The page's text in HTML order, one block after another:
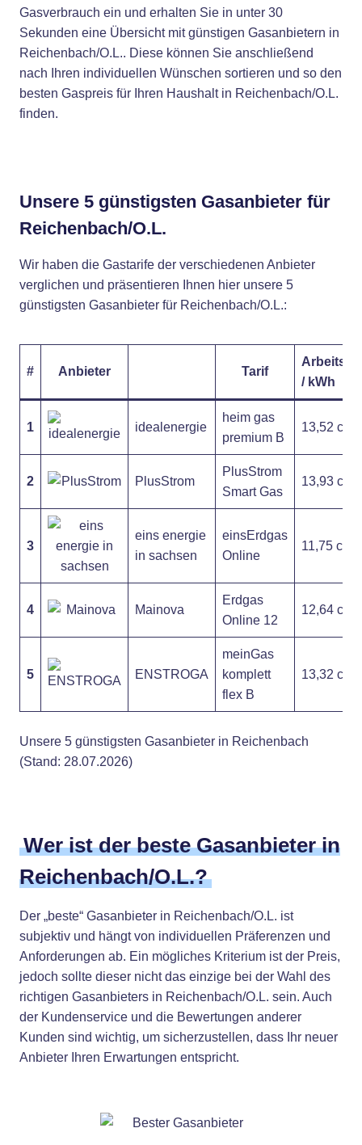
Gasverbrauch ein und erhalten Sie in unter 30
Sekunden eine Übersicht mit günstigen Gasanbietern in
Reichenbach/O.L.. Diese können Sie anschließend
nach Ihren individuellen Wünschen sortieren und so den
besten Gaspreis für Ihren Haushalt in Reichenbach/O.L.
finden.
Unsere 5 günstigsten Gasanbieter für
Reichenbach/O.L.
Wir haben die Gastarife der verschiedenen Anbieter
verglichen und präsentieren Ihnen hier unsere 5
günstigsten Gasanbieter für Reichenbach/O.L.:
# Anbieter Tarif
/ kWh
1 idealenergie
heim gas
premium B
13,52 ct
2 PlusStrom
PlusStrom
Smart Gas
13,93 ct
3
eins energie
in sachsen
einsErdgas
Online
11,75 ct
4 Mainova
Erdgas
Online 12
12,64 ct
5 ENSTROGA
meinGas
komplett
flex B
13,32 ct
Unsere 5 günstigsten Gasanbieter in Reichenbach
(Stand: 28.07.2026)
Wer ist der beste Gasanbieter in
Reichenbach/O.L.?
Der „beste“ Gasanbieter in Reichenbach/O.L. ist
subjektiv und hängt von individuellen Präferenzen und
Anforderungen ab. Ein mögliches Kriterium ist der Preis,
jedoch sollte dieser nicht das einzige bei der Wahl des
richtigen Gasanbieters in Reichenbach/O.L. sein. Auch
der Kundenservice und die Bewertungen anderer
Kunden sind wichtig, um sicherzustellen, dass Ihr neuer
Anbieter Ihren Erwartungen entspricht.